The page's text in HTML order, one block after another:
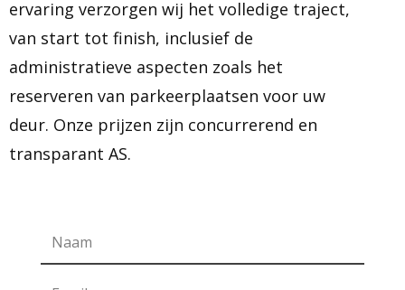
ervaring verzorgen wij het volledige traject,
van start tot finish, inclusief de
administratieve aspecten zoals het
reserveren van parkeerplaatsen voor uw
deur. Onze prijzen zijn concurrerend en
transparant AS.